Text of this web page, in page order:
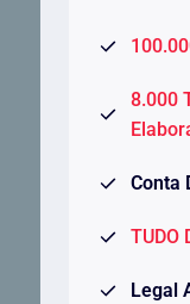
8.000
Conta
TUDO
Legal